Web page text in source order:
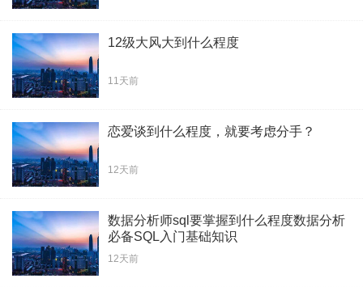
12级大风大到什么程度
11天前
恋爱谈到什么程度，就要考虑分手？
12天前
数据分析师sql要掌握到什么程度数据分析
必备SQL入门基础知识
12天前